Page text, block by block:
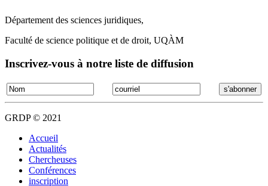
Département des sciences juridiques,
Faculté de science politique et de droit, UQÀM
Inscrivez-vous à notre liste de diffusion
GRDP © 2021
Accueil
Actualités
Chercheuses
Conférences
inscription